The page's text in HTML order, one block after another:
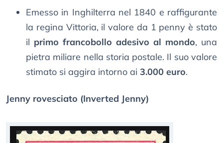
Emesso in Inghilterra nel 1840 e raffigurante
la regina Vittoria, il valore da 1 penny è stato
il primo francobollo adesivo al mondo, una
pietra miliare nella storia postale. Il suo valore
stimato si aggira intorno ai 3.000 euro.
Jenny rovesciato (Inverted Jenny)